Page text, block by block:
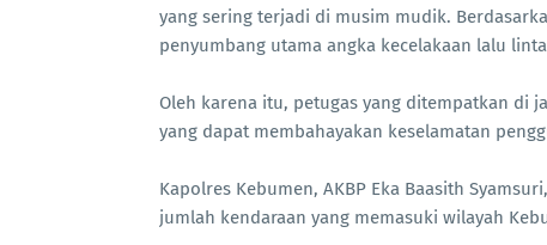
yang sering terjadi di musim mudik.
penyumbang utama angka kecelakaan lalu
Oleh karena itu, petugas yang ditempatkan di
yang dapat membahayakan keselamatan
Kapolres Kebumen, AKBP Eka Baasith
jumlah kendaraan yang memasuki wilayah